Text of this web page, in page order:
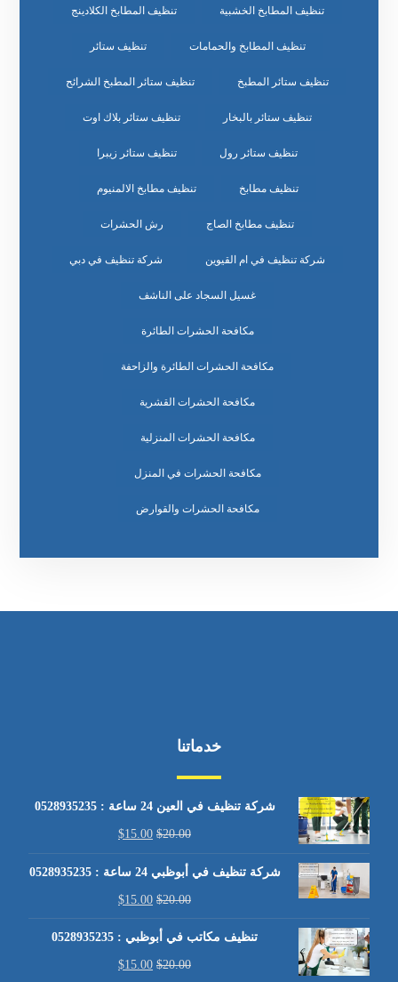
تنظيف المطابخ الخشبية تنظيف المطابخ الكلادينج
تنظيف المطابخ والحمامات تنظيف ستائر
تنظيف ستائر المطبخ تنظيف ستائر المطبخ الشرائح
تنظيف ستائر بالبخار تنظيف ستائر بلاك اوت
تنظيف ستائر رول تنظيف ستائر زيبرا
تنظيف مطابخ تنظيف مطابخ الالمنيوم
تنظيف مطابخ الصاج رش الحشرات
شركة تنظيف في ام القيوين شركة تنظيف في دبي
غسيل السجاد على الناشف
مكافحة الحشرات الطائرة
مكافحة الحشرات الطائرة والزاحفة
مكافحة الحشرات القشرية
مكافحة الحشرات المنزلية
مكافحة الحشرات في المنزل
مكافحة الحشرات والقوارض
خدماتنا
شركة تنظيف في العين 24 ساعة : 0528935235
$20.00
$15.00
شركة تنظيف في أبوظبي 24 ساعة : 0528935235
$20.00
$15.00
تنظيف مكاتب في أبوظبي : 0528935235
$20.00
$15.00